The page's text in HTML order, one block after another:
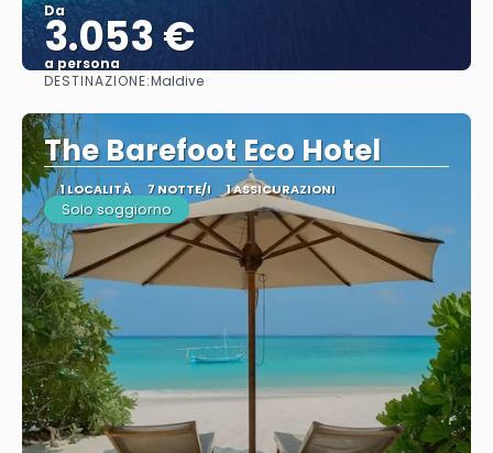
Da
3.053 €
a persona
DESTINAZIONE:Maldive
The Barefoot Eco Hotel
1 LOCALITÀ 7 NOTTE/I 1 ASSICURAZIONI
Solo soggiorno